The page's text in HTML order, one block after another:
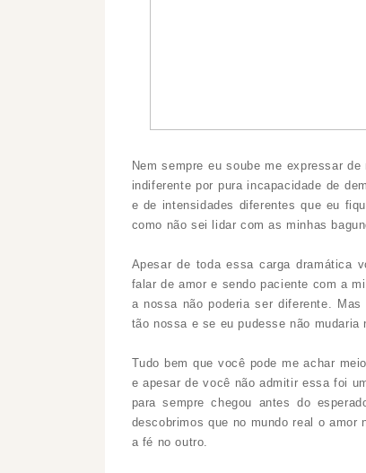
Nem sempre eu soube me expressar
indiferente por pura incapacidade de
e de intensidades diferentes que eu
como não sei lidar com as minhas
Apesar de toda essa carga dramática
falar de amor e sendo paciente com a
a nossa não poderia ser diferente.
tão nossa e se eu pudesse não mudaria
Tudo bem que você pode me achar
e apesar de você não admitir essa foi
para sempre chegou antes do
descobrimos que no mundo real o
a fé no outro.